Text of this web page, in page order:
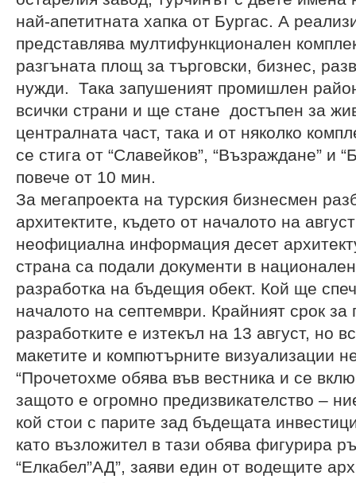
най-апетитната хапка от Бургас. А
представлява мултифункционален
разгъната площ за търговски, бизнес,
нужди. Така запушеният промишлен
всички страни и ще стане достъпен за
централната част, така и от няколко
се стига от “Славейков”, “Възраждане” и
повече от 10 мин.
За мегапроекта на турския бизнесмен
архитектите, където от началото на
неофициална информация десет
страна са подали документи в
разработка на бъдещия обект. Кой ще
началото на септември. Крайният срок за
разработките е изтекъл на 13 август, но
макетите и компютърните визуализации
“Прочетохме обява във вестника и се
защото е огромно предизвикателство –
кой стои с парите зад бъдещата
като възложител в тази обява фигурира
“Елкабел”АД”, заяви един от водещите